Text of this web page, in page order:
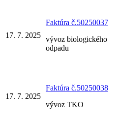
17. 7. 2025
Faktúra č.50250037
vývoz biologického
odpadu
17. 7. 2025
Faktúra č.50250038
vývoz TKO